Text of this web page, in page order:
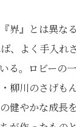
『界』とは異
、よく手入れ
る。ロビーの
柳川のさげ
健やかな成長